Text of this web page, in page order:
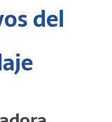
del